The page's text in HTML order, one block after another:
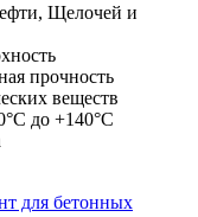
Щелочей и
прочность
веществ
до +140°С